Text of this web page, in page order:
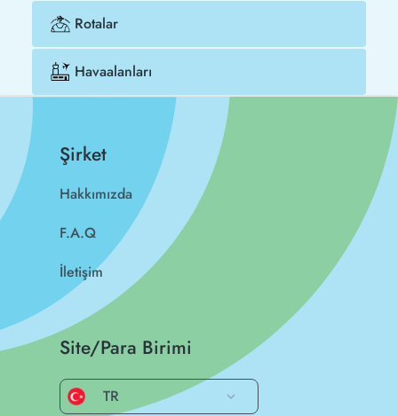
Rotalar
Havaalanları
Şirket
Hakkımızda
F.A.Q
İletişim
Site/Para Birimi
TR